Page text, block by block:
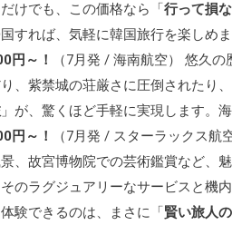
けでも、この価格なら「行って損な
すれば、気軽に韓国旅行を楽しめま
円～！
（7月発 / 海南航空） 悠久
、紫禁城の荘厳さに圧倒されたり
」が、驚くほど手軽に実現します。
円～！
（7月発 / スターラックス
、故宮博物院での芸術鑑賞など、
のラグジュアリーなサービスと機
験できるのは、まさに「賢い旅人